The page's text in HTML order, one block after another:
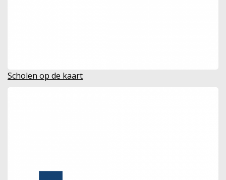
Scholen op de kaart